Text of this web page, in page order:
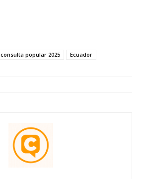
consulta popular 2025 Ecuador